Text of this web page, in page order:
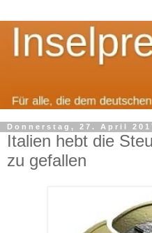
Donnerstag, 27. April
Italien hebt die
zu gefallen